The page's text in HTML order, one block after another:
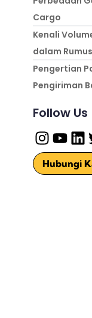
Cargo
Kenali
dalam
Pengertian
Pengiriman
Follow Us
Hubungi